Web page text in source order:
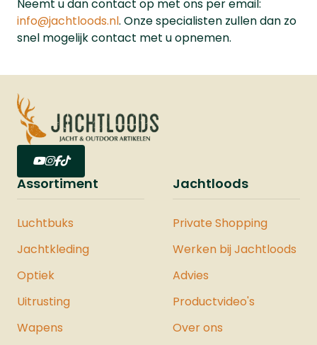
Neemt u dan contact op met ons per email:
info@jachtloods.nl. Onze specialisten zullen dan zo
snel mogelijk contact met u opnemen.
Assortiment
Luchtbuks
Jachtkleding
Optiek
Uitrusting
Wapens
Jachtloods
Private Shopping
Werken bij Jachtloods
Advies
Productvideo's
Over ons